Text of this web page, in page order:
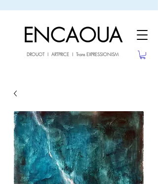
ENCAOUA
DROUOT I ARTPRICE I Trans EXPRESSIONISM